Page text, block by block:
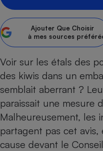
Ajouter Que Choisir
à mes sources
Voir sur les étals des
des kiwis dans un
semblait aberrant ?
paraissait une mesure
Malheureusement, les
partagent pas cet
cause devant le